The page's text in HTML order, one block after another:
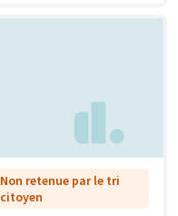
Non retenue par le tri
citoyen